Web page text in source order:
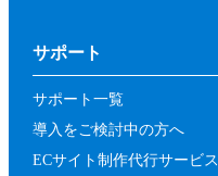
サポート
サポート一覧
導入をご検討中の方へ
ECサイト制作代行サービス